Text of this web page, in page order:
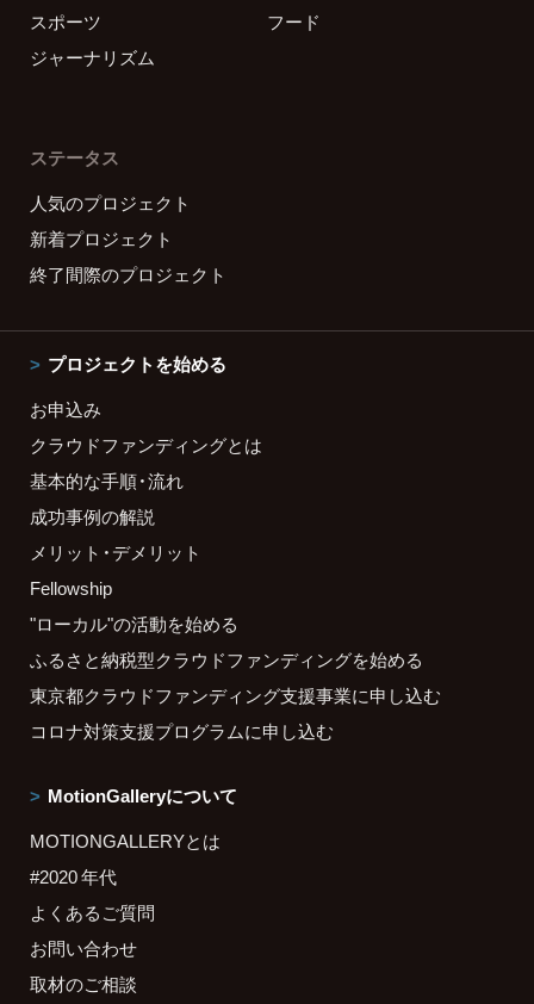
スポーツ
フード
ジャーナリズム
ステータス
人気のプロジェクト
新着プロジェクト
終了間際のプロジェクト
プロジェクトを始める
お申込み
クラウドファンディングとは
基本的な手順・流れ
成功事例の解説
メリット・デメリット
Fellowship
"ローカル"の活動を始める
ふるさと納税型クラウドファンディングを始める
東京都クラウドファンディング支援事業に申し込む
コロナ対策支援プログラムに申し込む
MotionGalleryについて
MOTIONGALLERYとは
#2020 年代
よくあるご質問
お問い合わせ
取材のご相談